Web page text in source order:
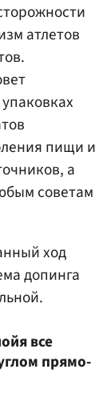
атлетов
пищи и
а
советам
ход
допинга
все
прямо-